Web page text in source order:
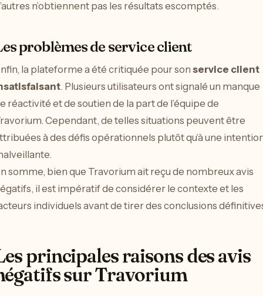
n’obtiennent pas les résultats escomptés.
problèmes de service client
la plateforme a été critiquée pour son service client
. Plusieurs utilisateurs ont signalé un manque
réactivité et de soutien de la part de l’équipe de
Cependant, de telles situations peuvent être
à des défis opérationnels plutôt qu’à une
somme, bien que Travorium ait reçu de nombreux avis
il est impératif de considérer le contexte et les
individuels avant de tirer des conclusions
principales raisons des avis
sur Travorium